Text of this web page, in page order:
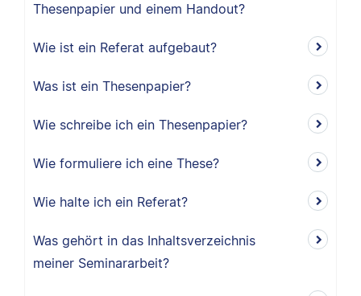
Thesenpapier und einem Handout?
Wie ist ein Referat aufgebaut?
Was ist ein Thesenpapier?
Wie schreibe ich ein Thesenpapier?
Wie formuliere ich eine These?
Wie halte ich ein Referat?
Was gehört in das Inhaltsverzeichnis
meiner Seminararbeit?